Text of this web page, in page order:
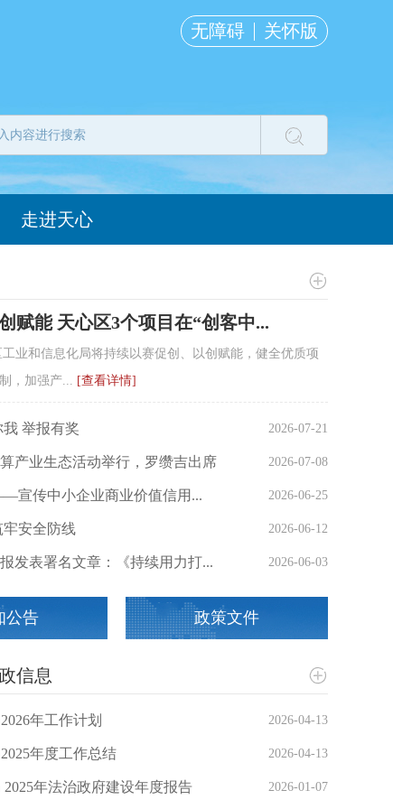
无障碍 关怀版
走进天心
3个项目在“创客中国”大赛中获奖
赋能 天心区3个项目在“创客中...
业和信息化局将持续以赛促创、以创赋能，健全优质项
，加强产... [查看详情]
举报有奖 2026-07-21
产业生态活动举行，罗缵吉出席 2026-07-08
宣传中小企业商业价值信用... 2026-06-25
安全防线 2026-06-12
发表署名文章：《持续用力打... 2026-06-03
公告 政策文件
信息
年工作计划 2026-04-13
年度工作总结 2026-04-13
年法治政府建设年度报告 2026-01-07